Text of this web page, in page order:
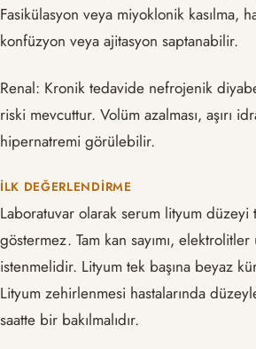
Fasikülasyon veya miyoklonik kasılma,
konfüzyon veya ajitasyon saptanabilir.
Renal: Kronik tedavide nefrojenik
riski mevcuttur. Volüm azalması, aşırı
hipernatremi görülebilir.
İLK DEĞERLENDIRME
Laboratuvar olarak serum lityum düzeyi
göstermez. Tam kan sayımı,
istenmelidir. Lityum tek başına beyaz
Lityum zehirlenmesi hastalarında
saatte bir bakılmalıdır.